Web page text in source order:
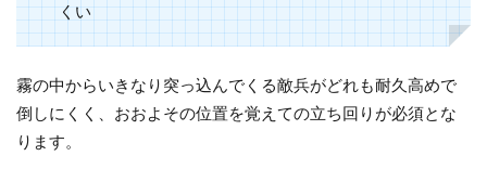
見
え
場
所
4
くい
霧の中からいきなり突っ込んでくる敵兵がどれも耐久高めで
倒しにくく、おおよその位置を覚えての立ち回りが必須とな
ります。